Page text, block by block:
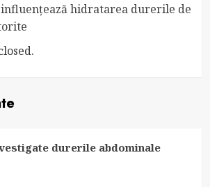
influențează hidratarea durerile de
durerile abdominale